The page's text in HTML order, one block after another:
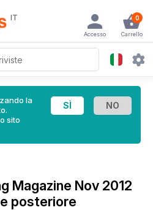
IT 0
Carrello
Accesso
la
sito
Magazine Nov 2012
posteriore